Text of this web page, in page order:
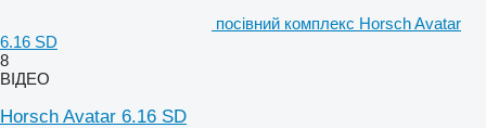
посівний комплекс Horsch Avatar
6.16 SD
8
ВІДЕО
Horsch Avatar 6.16 SD